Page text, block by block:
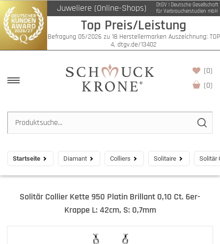
Juweliere (Online-Shops)
DtGV | Deutsche Gesellschaft
für Verbraucherstudien mbH
Top Preis/Leistung
Befragung 05/2026 zu 18 Herstellermarken Auszeichnung: TOP
4, dtgv.de/13402
(0)
(0)
Startseite Diamant Colliers Solitaire Solitär
Solitär Collier Kette 950 Platin Brillant 0,10 Ct. 6er-
Krappe L: 42cm, S: 0,7mm